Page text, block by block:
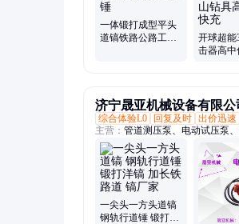
装置、瓦斯测定装置、甲烷气体
拆装机
一体锻打成型平头
道镐铁路公路工具
开球超能
击器高中
济宁晟亚机械设备有限公
综合体验L0
回复及时 出价迅速
主营： 管道测压泵、电动试压泵
一尖头一方头道镐
钢轨行道锤 锻打洋